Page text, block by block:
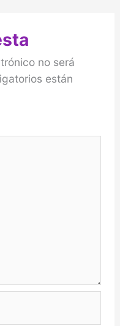
no será
están